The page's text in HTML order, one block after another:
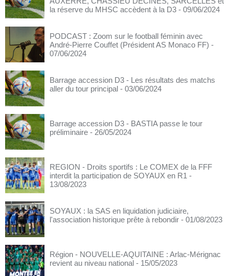
la réserve du MHSC accèdent à la D3 - 09/06/2024
PODCAST : Zoom sur le football féminin avec
André-Pierre Couffet (Président AS Monaco FF) -
07/06/2024
Barrage accession D3 - Les résultats des matchs
aller du tour principal - 03/06/2024
Barrage accession D3 - BASTIA passe le tour
préliminaire - 26/05/2024
REGION - Droits sportifs : Le COMEX de la FFF
interdit la participation de SOYAUX en R1 -
13/08/2023
SOYAUX : la SAS en liquidation judiciaire,
l'association historique prête à rebondir - 01/08/2023
Région - NOUVELLE-AQUITAINE : Arlac-Mérignac
revient au niveau national - 15/05/2023